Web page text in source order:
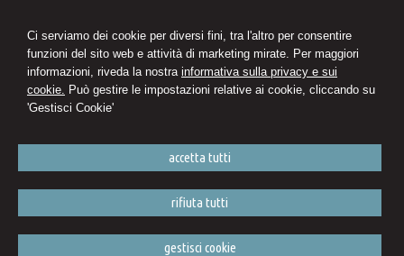
Ci serviamo dei cookie per diversi fini, tra l'altro per consentire
funzioni del sito web e attività di marketing mirate. Per maggiori
informazioni, riveda la nostra informativa sulla privacy e sui
cookie. Può gestire le impostazioni relative ai cookie, cliccando su
'Gestisci Cookie'
accetta tutti
rifiuta tutti
gestisci cookie